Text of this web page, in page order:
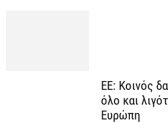
ΕΕ: Κοινός
όλο και
Ευρώπη